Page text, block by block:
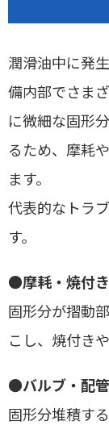
潤滑油中に発
備内部でさま
に微細な固形
るため、摩耗
ます。
代表的なトラ
す。
●摩耗・焼付き
固形分が摺動
こし、焼付き
●バルブ・配
固形分堆積す